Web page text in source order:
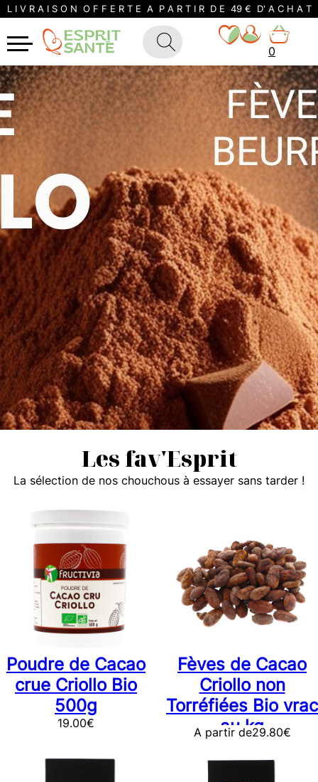
L I V R A I S O N O F F E R T E A P A R T I R D E 49 € D' A C H A T
0
Les fav'Esprit
La sélection de nos chouchous à essayer sans tarder !
Poudre de Cacao
crue Criollo Bio
500g
19.00€
Fèves de Cacao
Criollo non
Torréfiées Bio vrac
au kg
A partir de29.80€